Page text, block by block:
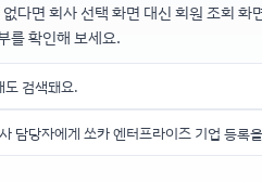
다면 회사 선택 화면 대신 회원 조회 화
를 확인해 보세요.
도 검색돼요.
담당자에게 쏘카 엔터프라이즈 기업 등록